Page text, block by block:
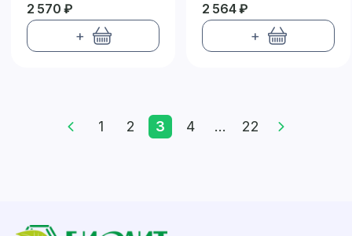
2 570 ₽
+
2 564 ₽
+
1 2 3 4 ... 22